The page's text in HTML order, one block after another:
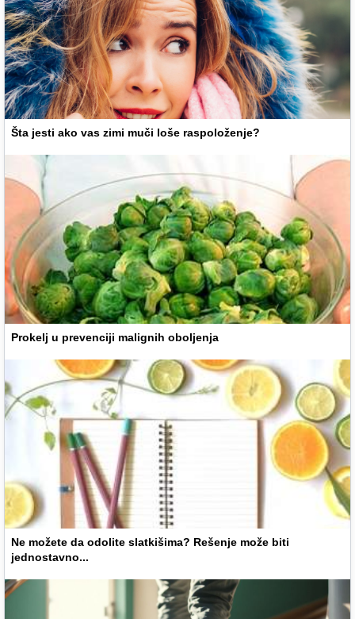
Šta jesti ako vas zimi muči loše raspoloženje?
Prokelj u prevenciji malignih oboljenja
Ne možete da odolite slatkišima? Rešenje može biti
jednostavno...